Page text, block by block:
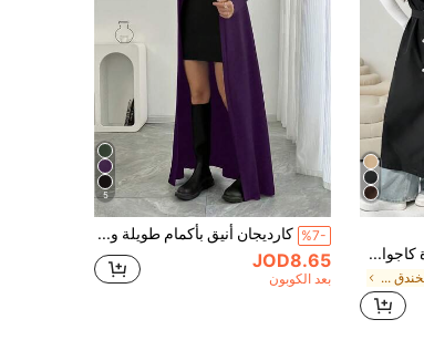
Solflare معطف أنثوي سترة كاجوال بلا أكمام مقاس كبير باللون الأسود
في معاطف الخندق بمقاسات كبيرة
5
%7- كارديجان أنيق بأكمام طويلة وأزرار للمرأة البدينة، توب طويل مخفف للحجم الكبير
JOD8.65
بعد الكوبون